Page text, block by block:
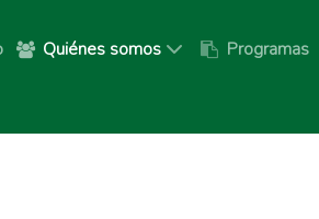
Quiénes somos Programas